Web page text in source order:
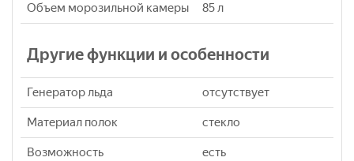
Объем морозильной камеры 85 л
Другие функции и особенности
Генератор льда отсутствует
Материал полок стекло
Возможность
есть